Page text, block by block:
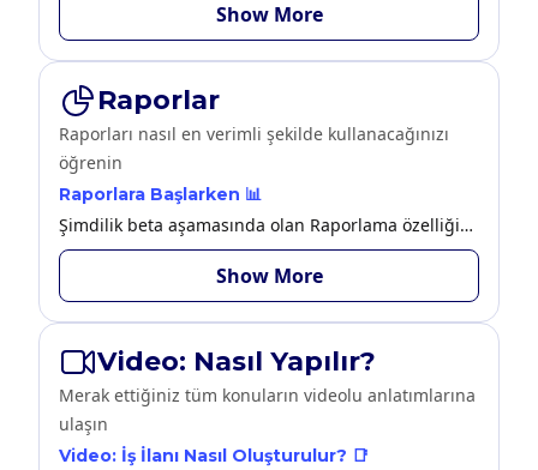
Show More
Raporlar
Raporları nasıl en verimli şekilde kullanacağınızı
öğrenin
Raporlara Başlarken 📊
Şimdilik beta aşamasında olan Raporlama özelliğinin detaylarına ulaşmak için bu makaleyi inceleyebilirsiniz.
Show More
Video: Nasıl Yapılır?
Merak ettiğiniz tüm konuların videolu anlatımlarına
ulaşın
Video: İş İlanı Nasıl Oluşturulur? 📑